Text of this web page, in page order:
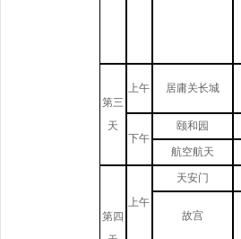
第三
天
上午 居庸关长城
下午
颐和园
航空航天
第四
上午
天安门
故宫